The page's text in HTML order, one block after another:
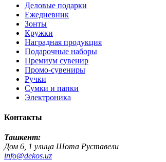
Деловые подарки
Ежедневник
Зонты
Кружки
Наградная продукция
Подарочные наборы
Премиум сувенир
Промо-сувениры
Ручки
Сумки и папки
Электроника
Контакты
Ташкент:
Дом 6, 1 улица Шота Руставели
info@dekos.uz